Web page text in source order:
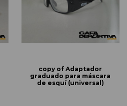
copy of Adaptador
graduado para máscara
de esquí (universal)